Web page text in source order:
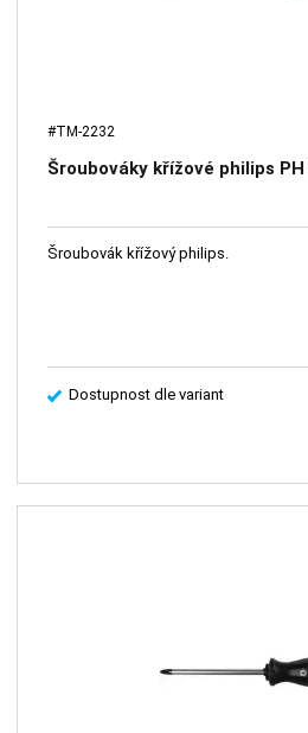
#TM-2232
Šroubováky křížové philips PH
Šroubovák křížový philips.
Dostupnost dle variant